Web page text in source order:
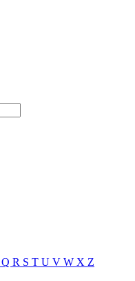
Q R S T U V W X Z